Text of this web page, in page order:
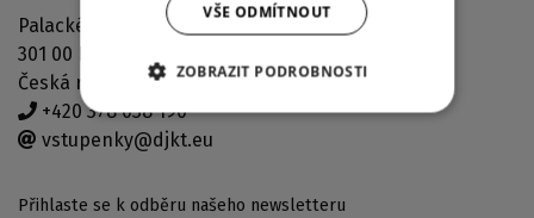
Palackého náměstí 2971/30
301 00 Plzeň
Česká republika
+420 378 038 190
vstupenky@djkt.eu
Přihlaste se k odběru našeho newsletteru
VŠE ODMÍTNOUT
ZOBRAZIT PODROBNOSTI